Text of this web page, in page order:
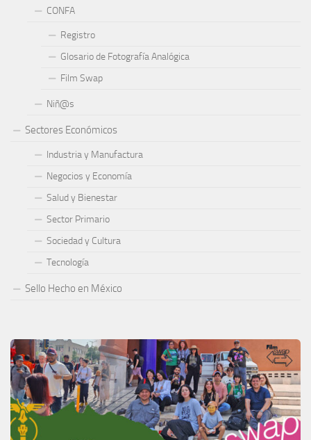
CONFA
Registro
Glosario de Fotografía Analógica
Film Swap
Niñ@s
Sectores Económicos
Industria y Manufactura
Negocios y Economía
Salud y Bienestar
Sector Primario
Sociedad y Cultura
Tecnología
Sello Hecho en México